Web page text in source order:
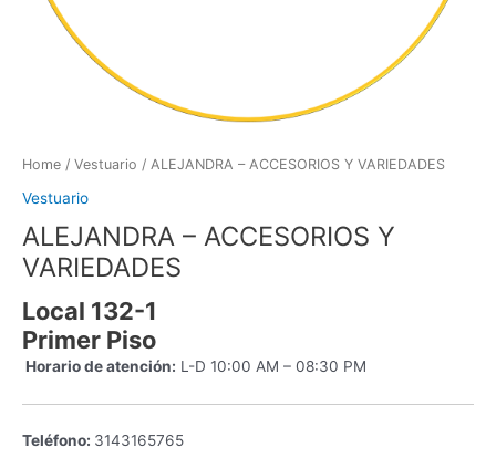
Home / Vestuario / ALEJANDRA – ACCESORIOS Y VARIEDADES
Vestuario
ALEJANDRA – ACCESORIOS Y
VARIEDADES
Local 132-1
Primer Piso
Horario de atención: L-D 10:00 AM – 08:30 PM
Teléfono: 3143165765